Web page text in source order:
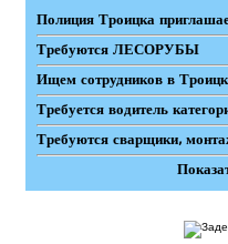
Полиция Троицка
Требуются ЛЕСОРУБЫ
Ищем сотрудников в
Требуется водитель
Требуются сварщики,